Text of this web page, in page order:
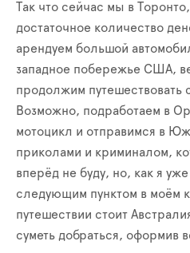
Так что сейчас мы в
достаточное количество
арендуем большой
западное побережье США,
продолжим путешествовать
Возможно, подработаем в
мотоцикл и отправимся в
приколами и криминалом,
вперёд не буду, но, как я
следующим пунктом в моём
путешествии стоит
суметь добраться, оформив